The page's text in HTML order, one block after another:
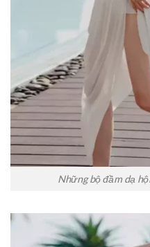
Những bộ đầm dạ